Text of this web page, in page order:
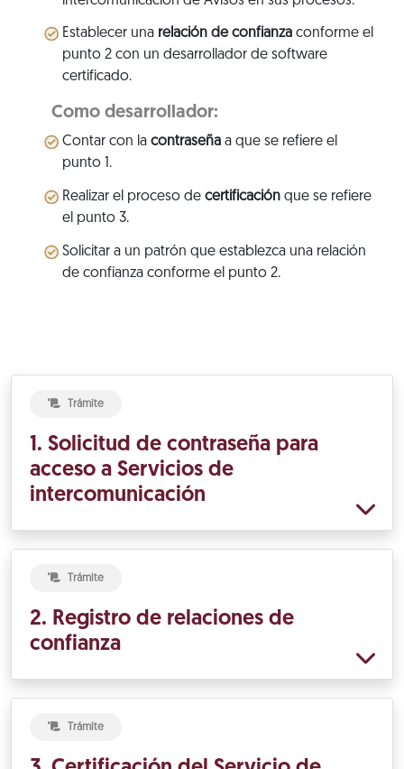
Establecer una relación de confianzaconforme el
punto 2 con un desarrollador de software
certificado.
Como desarrollador:
Contar con la contraseñaa que se refiere el
punto 1.
Realizar el proceso de certificaciónque se refiere
el punto 3.
Solicitar a un patrón que establezca una relación
de confianza conforme el punto 2.
Trámite
1. Solicitud de contraseña para
acceso a Servicios de
intercomunicación
Trámite
2. Registro de relaciones de
confianza
Trámite